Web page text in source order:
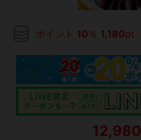
ポイント 10 ％ 1,180pt
12,980